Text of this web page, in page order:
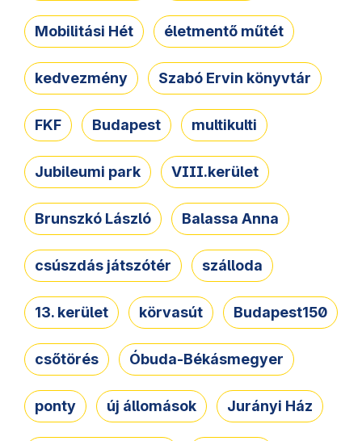
Mobilitási Hét életmentő műtét
kedvezmény Szabó Ervin könyvtár
FKF Budapest multikulti
Jubileumi park VIII.kerület
Brunszkó László Balassa Anna
csúszdás játszótér szálloda
13. kerület körvasút Budapest150
csőtörés Óbuda-Békásmegyer
ponty új állomások Jurányi Ház